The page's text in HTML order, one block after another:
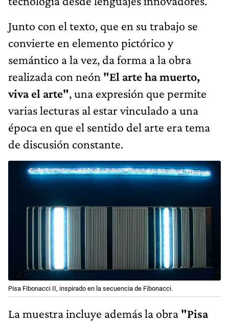
Junto con el texto, que en su trabajo se
convierte en elemento pictórico y
semántico a la vez, da forma a la obra
realizada con neón "El arte ha muerto,
viva el arte", una expresión que permite
varias lecturas al estar vinculado a una
época en que el sentido del arte era tema
de discusión constante.
Pisa Fibonacci II, inspirado en la secuencia de Fibonacci.
La muestra incluye además la obra "Pisa